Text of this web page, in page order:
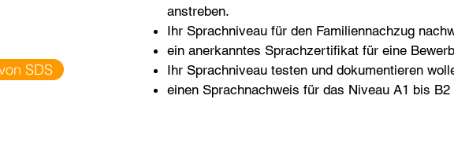
SDS
anstreben.
Ihr Sprachniveau für den Familiennachzug
ein anerkanntes Sprachzertifikat für eine
Ihr Sprachniveau testen und dokumentieren
einen Sprachnachweis für das Niveau A1 bis B2